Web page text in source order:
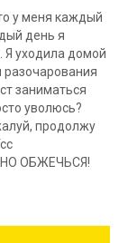
у меня каждый
день я
Я уходила домой
разочарования
заниматься
уволюсь?
продолжу
ОБЖЕЧЬСЯ!